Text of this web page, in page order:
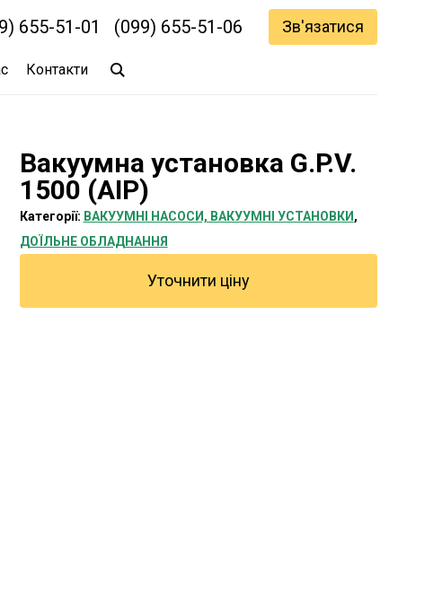
655-51-01 (099) 655-51-06 Зв'язатися
Контакти
Вакуумна установка G.P.V.
1500 (AIP)
Категорії: ВАКУУМНІ НАСОСИ, ВАКУУМНІ УСТАНОВКИ ,
ДОЇЛЬНЕ ОБЛАДНАННЯ
Уточнити ціну